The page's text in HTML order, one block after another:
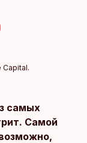
Capital.
самых
Самой